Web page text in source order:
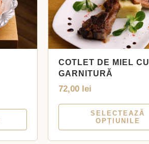
COTLET DE MIEL CU
GARNITURĂ
72,00 lei
SELECTEAZĂ
OPȚIUNILE